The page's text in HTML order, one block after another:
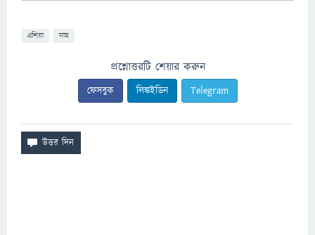
এশিয়া নাম
প্রশ্নোত্তরটি শেয়ার করুন
ফেসবুক লিঙ্কইডিন Telegram